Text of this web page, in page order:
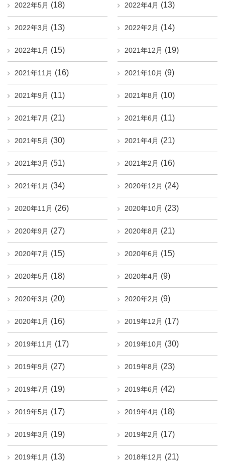
2022年5月 (18) 2022年4月 (13)
2022年3月 (13) 2022年2月 (14)
2022年1月 (15) 2021年12月 (19)
2021年11月 (16) 2021年10月 (9)
2021年9月 (11) 2021年8月 (10)
2021年7月 (21) 2021年6月 (11)
2021年5月 (30) 2021年4月 (21)
2021年3月 (51) 2021年2月 (16)
2021年1月 (34) 2020年12月 (24)
2020年11月 (26) 2020年10月 (23)
2020年9月 (27) 2020年8月 (21)
2020年7月 (15) 2020年6月 (15)
2020年5月 (18) 2020年4月 (9)
2020年3月 (20) 2020年2月 (9)
2020年1月 (16) 2019年12月 (17)
2019年11月 (17) 2019年10月 (30)
2019年9月 (27) 2019年8月 (23)
2019年7月 (19) 2019年6月 (42)
2019年5月 (17) 2019年4月 (18)
2019年3月 (19) 2019年2月 (17)
2019年1月 (13) 2018年12月 (21)